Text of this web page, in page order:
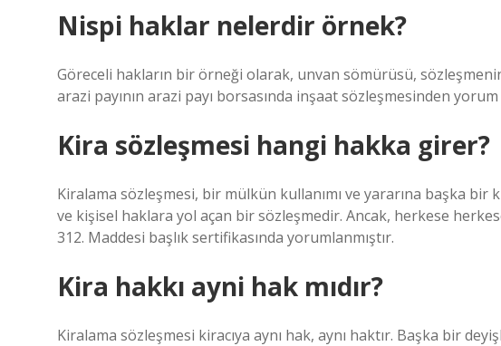
Nispi haklar nelerdir örnek?
Göreceli hakların bir örneği olarak, unvan sömürüsü, sözleşmenin
arazi payının arazi payı borsasında inşaat sözleşmesinden yorum
Kira sözleşmesi hangi hakka girer?
Kiralama sözleşmesi, bir mülkün kullanımı ve yararına başka
ve kişisel haklara yol açan bir sözleşmedir. Ancak, herkese
312. Maddesi başlık sertifikasında yorumlanmıştır.
Kira hakkı ayni hak mıdır?
Kiralama sözleşmesi kiracıya aynı hak, aynı haktır. Başka bir